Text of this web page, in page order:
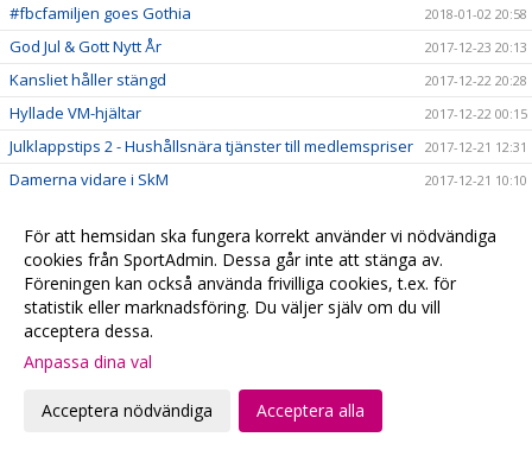
#fbcfamiljen goes Gothia 2018-01-02 20:58
God Jul & Gott Nytt År 2017-12-23 20:13
Kansliet håller stängd 2017-12-22 20:28
Hyllade VM-hjältar 2017-12-22 00:15
Julklappstips 2 - Hushållsnära tjänster till medlemspriser 2017-12-21 12:31
Damerna vidare i SkM 2017-12-21 10:10
Julklappstips 1 – Teamson Webbutik 2017-12-20 17:23
0 poäng... 2017-12-17 01:35
FRI ENTRÉ 2017-12-15 20:16
Ta med kastarmen på lördag!
Musikhjälpen - Malmö FBCs insamlingsbössa
VI HAR EN VÄRLDSMÄSTARE
För att hemsidan ska fungera korrekt använder vi nödvändiga
cookies från SportAdmin. Dessa går inte att stänga av.
Föreningen kan också använda frivilliga cookies, t.ex. för
statistik eller marknadsföring. Du väljer själv om du vill
acceptera dessa.
Anpassa dina val
Acceptera nödvändiga Acceptera alla